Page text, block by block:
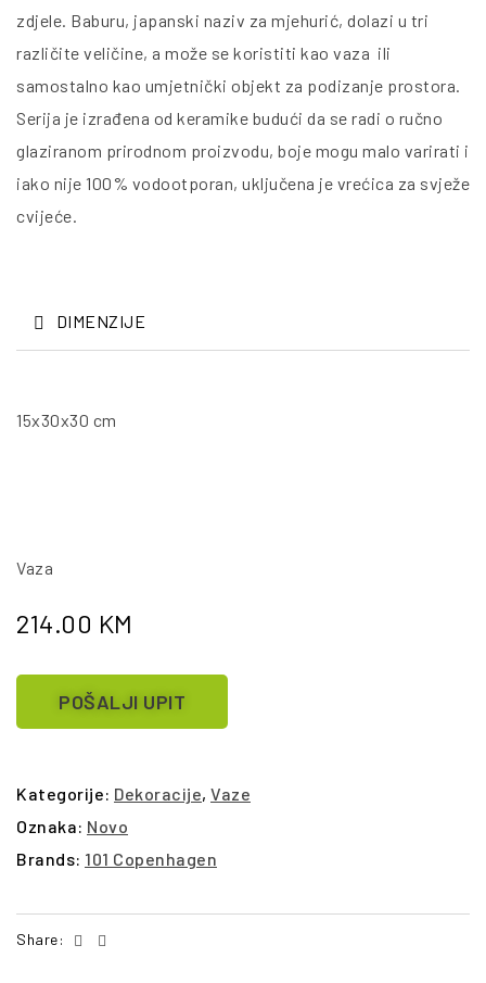
zdjele. Baburu, japanski naziv za mjehurić, dolazi u tri
različite veličine, a može se koristiti kao vaza ili
samostalno kao umjetnički objekt za podizanje prostora.
Serija je izrađena od keramike budući da se radi o ručno
glaziranom prirodnom proizvodu, boje mogu malo varirati i
iako nije 100% vodootporan, uključena je vrećica za svježe
cvijeće.
DIMENZIJE
15x30x30 cm
Vaza
214.00 KM
POŠALJI UPIT
Kategorije: Dekoracije, Vaze
Oznaka: Novo
Brands: 101 Copenhagen
Share: Facebook